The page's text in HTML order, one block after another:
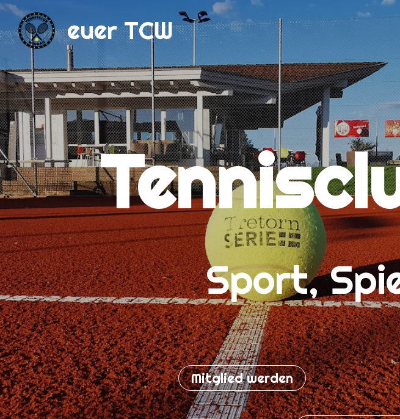
euer TCW
Sport,
Mitglied werden